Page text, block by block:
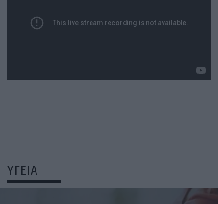
ΥΓΕΙΑ